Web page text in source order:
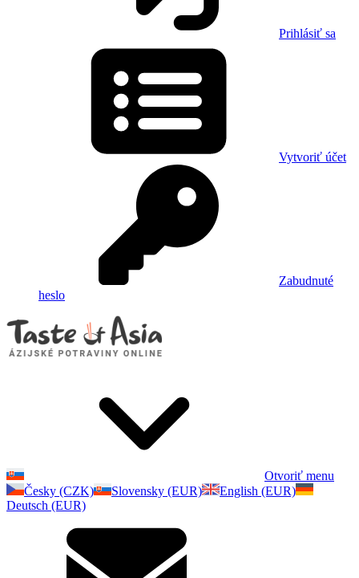
Prihlásiť sa
Vytvoriť účet
Zabudnuté
heslo
Otvoriť menu
Česky (CZK)
Slovensky (EUR)
English (EUR)
Deutsch (EUR)